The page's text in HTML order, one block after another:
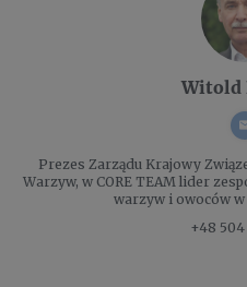
Witold
Prezes Zarządu Krajowy
Warzyw, w CORE TEAM lider
warzyw i owoców
+48